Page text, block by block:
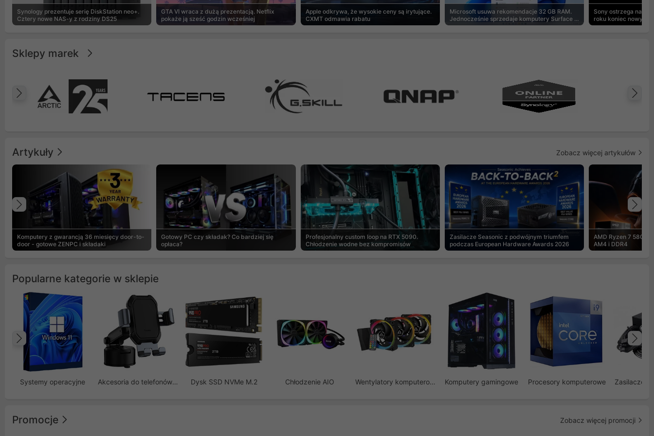
Synology prezentuje serię DiskStation neo+.
Cztery nowe NAS-y z rodziny DS25
GTA VI wraca z dużą prezentacją. Netflix
pokaże ją sześć godzin wcześniej
Apple odkrywa, że wysokie ceny są irytujące.
CXMT odmawia rabatu
Microsoft usuwa rekomendacje 32 GB RAM.
Jednocześnie sprzedaje komputery Surface z
8 GB
Sony ostrzega na
roku koniec nowych
Sklepy marek
Poprzedni
Artykuły Zobacz więcej artykułów
Komputery z gwarancją 36 miesięcy door-to-
door - gotowe ZENPC i składaki
Gotowy PC czy składak? Co bardziej się
opłaca?
Profesjonalny custom loop na RTX 5090.
Chłodzenie wodne bez kompromisów
Zasilacze Seasonic z podwójnym triumfem
podczas European Hardware Awards 2026
AMD Ryzen 7
AM4 i DDR4
Poprzedni
Popularne kategorie w sklepie
Systemy operacyjne Akcesoria do telefonów GSM Dysk SSD NVMe M.2 Chłodzenie AIO Wentylatory komputerowe Komputery gamingowe Procesory komputerowe Zasilacze
Poprzedni
Promocje Zobacz więcej promocji